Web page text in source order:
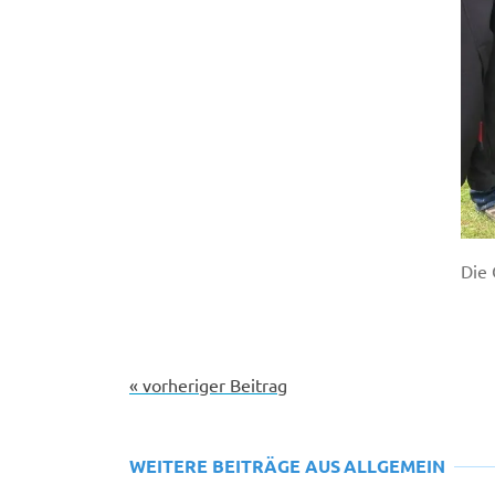
Die
« vorheriger Beitrag
WEITERE BEITRÄGE AUSALLGEMEIN